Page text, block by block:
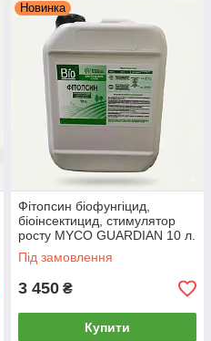
Новинка
Фітопсин біофунгіцид,
біоінсектицид, стимулятор
росту MYCO GUARDIAN 10 л.
Під замовлення
3 450 ₴
Купити